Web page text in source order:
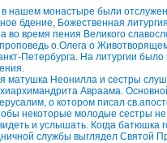
в нашем монастыре были
бдение, Божественная
во время пения Великого
проповедь о.Олега о
Петербурга. На литургии
матушка Неонилла и сестры
Авраама.
о котором писал
некоторые молодые сестры не
и услышать. Когда батюшка
службы выглядел Святой